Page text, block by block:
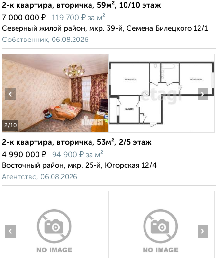
2-к квартира, вторичка, 59м², 10/10 этаж
7 000 000 ₽ 119 700 ₽ за м²
Северный жилой район, мкр. 39-й, Семена Билецкого 12/1
Собственник, 06.08.2026
2/10
‹ ›
2-к квартира, вторичка, 53м², 2/5 этаж
4 990 000 ₽ 94 900 ₽ за м²
Восточный район, мкр. 25-й, Югорская 12/4
Агентство, 06.08.2026
‹ ›